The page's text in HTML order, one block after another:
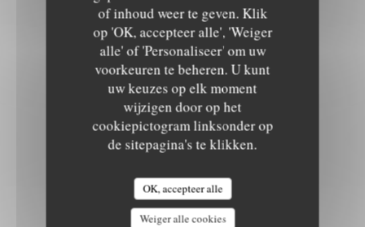
of inhoud weer te geven. Klik
op 'OK, accepteer alle', 'Weiger
alle' of 'Personaliseer' om uw
voorkeuren te beheren. U kunt
uw keuzes op elk moment
wijzigen door op het
cookiepictogram linksonder op
de sitepagina's te klikken.
OK, accepteer alle
Weiger alle cookies